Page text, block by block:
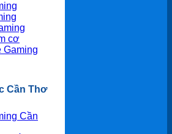
cơ
Gaming
Cần Thơ
Cần